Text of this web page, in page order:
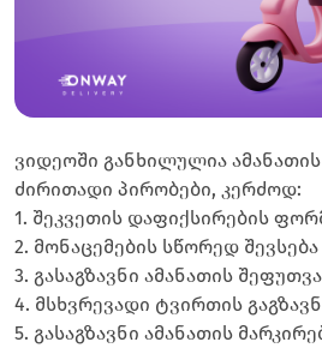
ვიდეოში განხილულია ამანათის
ძირითადი პირობები, კერძოდ:
1. შეკვეთის დაფიქსირების
2. მონაცემების სწორედ შევსება
3. გასაგზავნი ამანათის შეფუთვა
4. მსხვრევადი ტვირთის
5. გასაგზავნი ამანათის